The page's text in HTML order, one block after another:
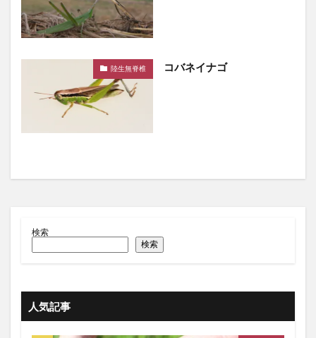
陸生無脊椎 コバネイナゴ
検索
検索
人気記事